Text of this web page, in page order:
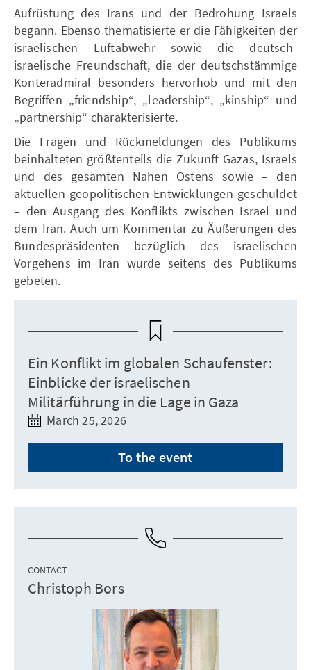
Aufrüstung des Irans und der Bedrohung Israels
begann. Ebenso thematisierte er die Fähigkeiten der
israelischen Luftabwehr sowie die deutsch-
israelische Freundschaft, die der deutschstämmige
Konteradmiral besonders hervorhob und mit den
Begriffen „friendship“, „leadership“, „kinship“ und
„partnership“ charakterisierte.
Die Fragen und Rückmeldungen des Publikums
beinhalteten größtenteils die Zukunft Gazas, Israels
und des gesamten Nahen Ostens sowie – den
aktuellen geopolitischen Entwicklungen geschuldet
– den Ausgang des Konflikts zwischen Israel und
dem Iran. Auch um Kommentar zu Äußerungen des
Bundespräsidenten bezüglich des israelischen
Vorgehens im Iran wurde seitens des Publikums
gebeten.
Ein Konflikt im globalen Schaufenster:
Einblicke der israelischen
Militärführung in die Lage in Gaza
March 25, 2026
To the event
CONTACT
Christoph Bors